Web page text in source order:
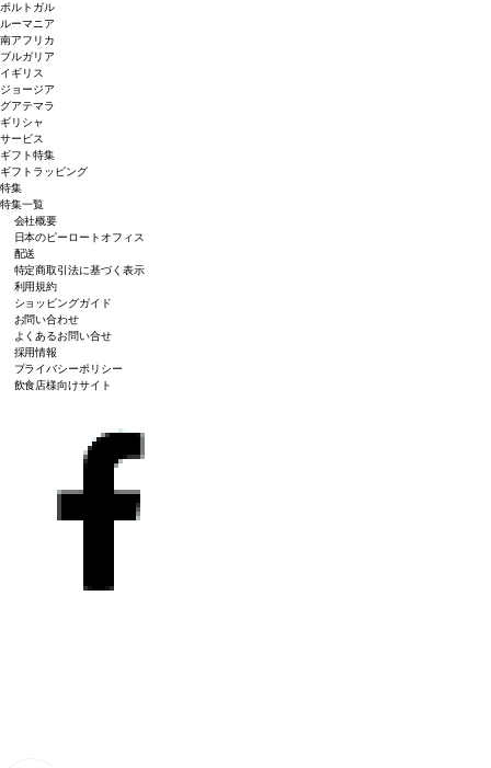
ポルトガル
ルーマニア
南アフリカ
ブルガリア
イギリス
ジョージア
グアテマラ
ギリシャ
サービス
ギフト特集
ギフトラッピング
特集
特集一覧
会社概要
日本のピーロートオフィス
配送
特定商取引法に基づく表示
利用規約
ショッピングガイド
お問い合わせ
よくあるお問い合せ
採用情報
プライバシーポリシー
飲食店様向けサイト